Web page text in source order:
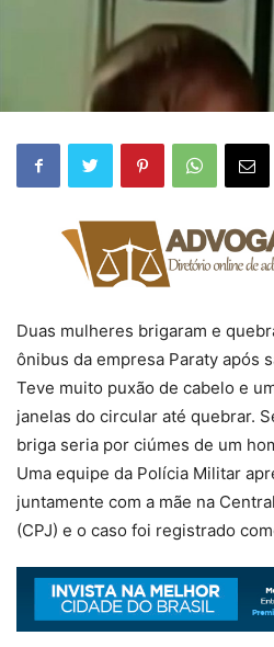
Duas mulheres brigaram e
ônibus da empresa Paraty após
Teve muito puxão de cabelo e
janelas do circular até quebrar.
briga seria por ciúmes de um
Uma equipe da Polícia Militar
juntamente com a mãe na
(CPJ) e o caso foi registrado